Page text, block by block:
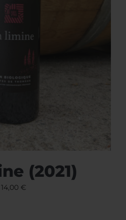
(2021)
14,00 €